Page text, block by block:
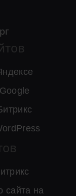
сайта на